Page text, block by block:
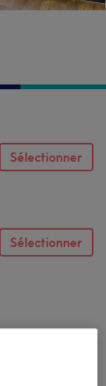
Sélectionner
Sélectionner